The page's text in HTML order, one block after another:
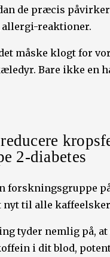
de præcis
reaktioner.
måske klogt for
Bare ikke en
2-diabetes
forskningsgruppe
nyt til alle
tyder nemlig på, at
i dit blod,